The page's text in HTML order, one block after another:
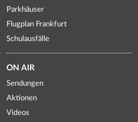
Parkhäuser
Flugplan Frankfurt
Schulausfälle
ON AIR
Sendungen
Aktionen
Videos